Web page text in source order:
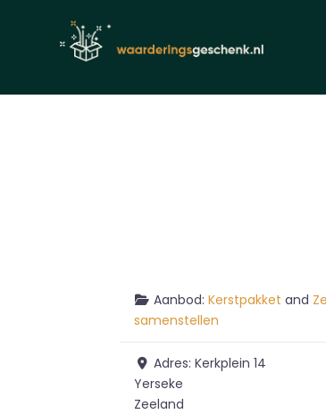
Aanbod: Kerstpakket and
samenstellen
Adres: Kerkplein 14
Yerseke
Zeeland